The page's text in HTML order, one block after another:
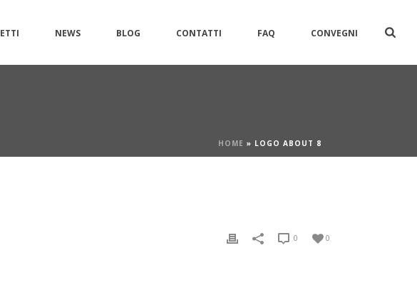
NEWS BLOG CONTATTI FAQ CONVEGNI
HOME » LOGO ABOUT 8
0
0